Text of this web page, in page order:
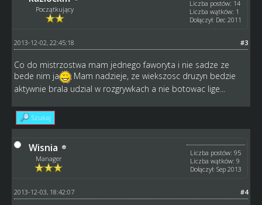
Początkujący
Liczba postów: 14
Liczba wątków: 1
Dołączył: Dec 2011
#3
2013-12-02, 22:45:18
Co do mistrzostwa mam jednego faworyta i nie sadze ze
bede nim ja
Mam nadzieje, ze wiekszosc druzyn bedzie
aktywnie brala udzial w rozgrywkach a nie botowac lige...
Szukaj
Wisnia
Manager
Liczba postów: 95
Liczba wątków: 9
Dołączył: Sep 2013
#4
2013-12-03, 18:42:07